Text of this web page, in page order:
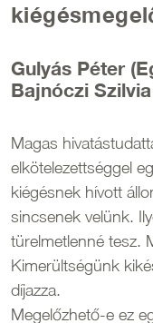
Gulyás Péter
Bajnóczi
Magas
elkötelezettséggel
kiégésnek hívott
sincsenek velünk.
türelmetlenné tesz.
Kimerültségünk
díjazza.
Megelőzhető-e ez